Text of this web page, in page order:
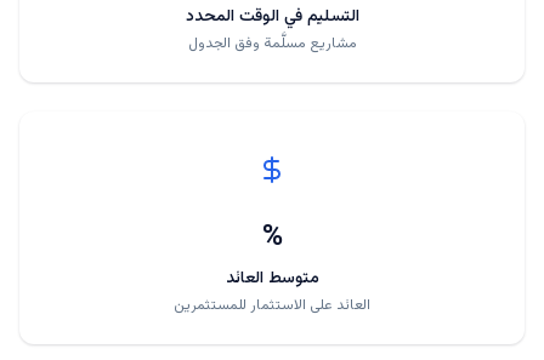
التسليم في الوقت المحدد
مشاريع مسلَّمة وفق الجدول
%
متوسط العائد
العائد على الاستثمار للمستثمرين